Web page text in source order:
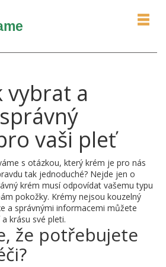
vybrat a
vaši pleť
s otázkou, který krém je pro nás
tak jednoduché? Nejde jen o
krém musí odpovídat vašemu typu
pokožky. Krémy nejsou kouzelný
a správnými informacemi můžete
krásu své pleti.
že potřebujete